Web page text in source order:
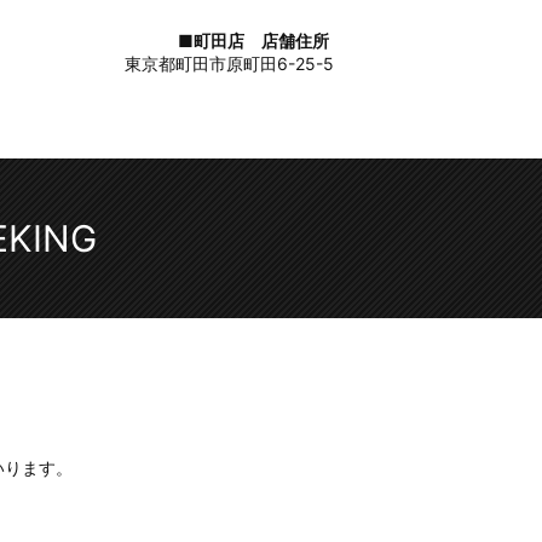
■町田店 店舗住所
東京都町田市原町田6-25-5
ます。